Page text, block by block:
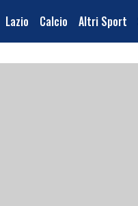
Lazio Calcio Altri Sport